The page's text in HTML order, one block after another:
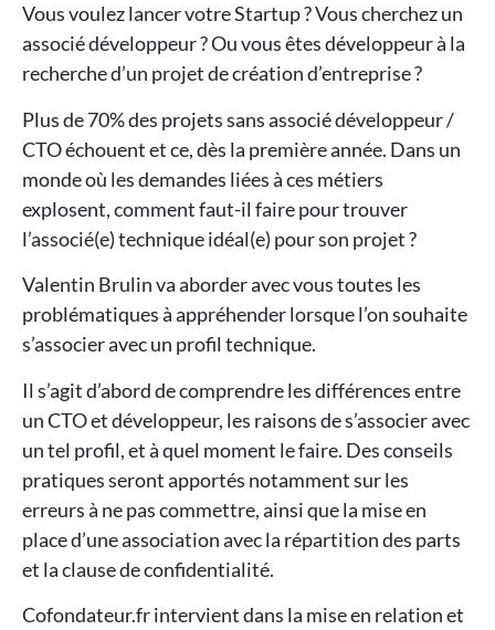
Vous voulez lancer votre Startup ? Vous cherchez un
associé développeur ? Ou vous êtes développeur à la
recherche d’un projet de création d’entreprise ?
Plus de 70% des projets sans associé développeur /
CTO échouent et ce, dès la première année. Dans un
monde où les demandes liées à ces métiers
explosent, comment faut-il faire pour trouver
l’associé(e) technique idéal(e) pour son projet ?
Valentin Brulin va aborder avec vous toutes les
problématiques à appréhender lorsque l’on souhaite
s’associer avec un profil technique.
Il s’agit d’abord de comprendre les différences entre
un CTO et développeur, les raisons de s’associer avec
un tel profil, et à quel moment le faire. Des conseils
pratiques seront apportés notamment sur les
erreurs à ne pas commettre, ainsi que la mise en
place d’une association avec la répartition des parts
et la clause de confidentialité.
Cofondateur.fr intervient dans la mise en relation et